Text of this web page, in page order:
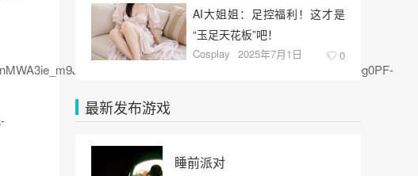
AI大姐姐：足控福利！这才是
“玉足天花板”吧！
Cosplay 2025年7月1日 0
最新发布游戏
睡前派对